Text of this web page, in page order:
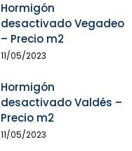
Hormigón
desactivado Vegadeo
– Precio m2
11/05/2023
Hormigón
desactivado Valdés –
Precio m2
11/05/2023